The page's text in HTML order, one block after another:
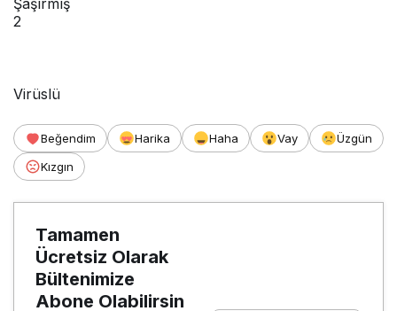
Şaşırmış
2
Virüslü
Beğendim Harika Haha Vay
Üzgün
Kızgın
Tamamen
Ücretsiz Olarak
Bültenimize
Abone Olabilirsin